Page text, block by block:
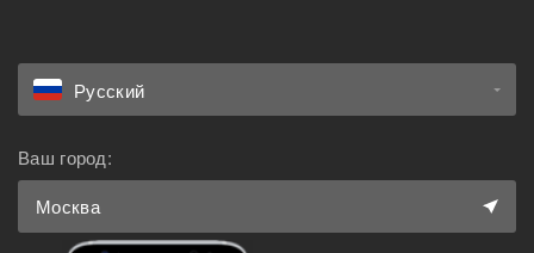
Русский
Ваш город:
Москва